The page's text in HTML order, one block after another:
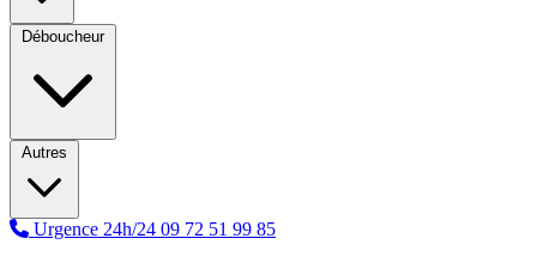
Déboucheur
Autres
Urgence 24h/24 09 72 51 99 85